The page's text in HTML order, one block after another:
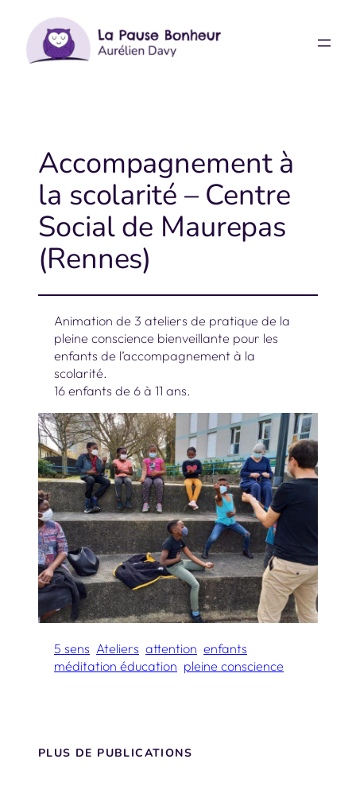
contenu
Accompagnement à
la scolarité – Centre
Social de Maurepas
(Rennes)
Animation de 3 ateliers de pratique de la
pleine conscience bienveillante pour les
enfants de l’accompagnement à la
scolarité.
16 enfants de 6 à 11 ans.
5 sens Ateliers attention enfants
méditation éducation pleine conscience
PLUS DE PUBLICATIONS